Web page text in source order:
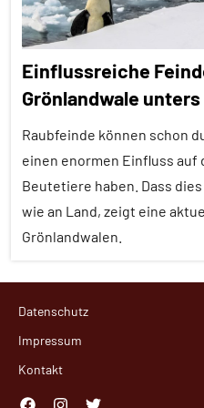
Einflussreiche
Grönlandwale
Raubfeinde können schon
einen enormen Einfluss
Beutetiere haben. Dass
wie an Land, zeigt eine
Grönlandwalen.
Artikel
Alle
Themen
Alle
Datenschutz
Impressum
Kontakt